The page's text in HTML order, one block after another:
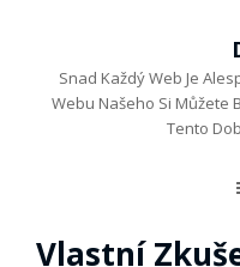
Snad Každý Web Je
Webu Našeho Si Můžete
Tento
Vlastní